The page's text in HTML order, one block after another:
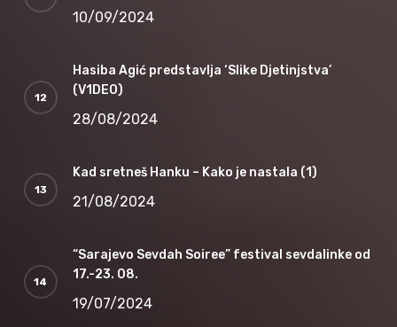
10/09/2024
Hasiba Agić predstavlja ‘Slike Djetinjstva’
(V1DEO)
28/08/2024
Kad sretneš Hanku – Kako je nastala (1)
21/08/2024
“Sarajevo Sevdah Soiree” festival sevdalinke od
17.-23. 08.
19/07/2024